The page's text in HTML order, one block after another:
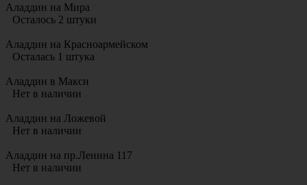
Аладдин на Мира
Осталось 2 штуки
Аладдин на Красноармейском
Осталась 1 штука
Аладдин в Макси
Нет в наличии
Аладдин на Ложевой
Нет в наличии
Аладдин на пр.Ленина 117
Нет в наличии